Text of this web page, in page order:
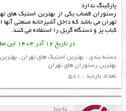
پارکینگ ندارد
رستوران قصاب یکی از بهترین استیک های
تهرانمی باشد که داخل آشپزخانه صنعتی آنها
کباب پزودستگاه گریلرا استفاده می کنند.
در تاریخ 16 آذر 1404 این مطلب نوشته شده است.
دسته بندی : بهترین استیک های تهران,
بهترین رستوران های تهران
تعداد بازدید : 581